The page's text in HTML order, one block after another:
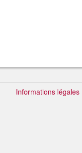
Informations légales